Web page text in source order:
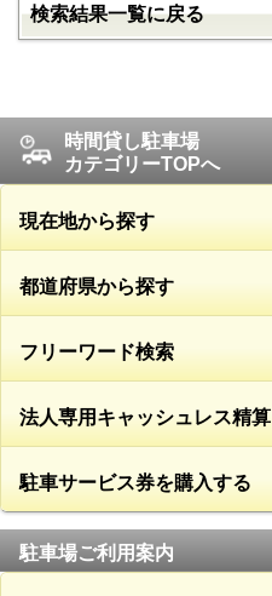
検索結果一覧に戻る
時間貸し駐車場
カテゴリーTOPへ
現在地から探す
都道府県から探す
フリーワード検索
法人専用キャッシュレス精算
駐車サービス券を購入する
駐車場ご利用案内